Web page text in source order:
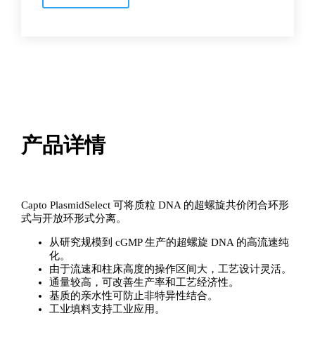
产品详情
Capto PlasmidSelect 可将质粒 DNA 的超螺旋共价闭合环形
式与开放环形式分离。
从研究规模到 cGMP 生产的超螺旋 DNA 的高流速纯
化。
由于流速和柱床高度的操作区间大，工艺设计灵活。
通量较高，可改善生产率和工艺经济性。
基质的亲水性可防止非特异性结合。
工业填料支持工业应用。